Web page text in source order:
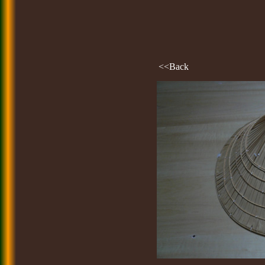
<<Back